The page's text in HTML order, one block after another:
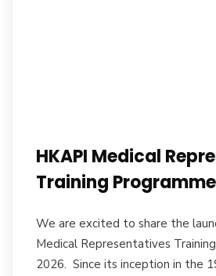
HKAPI Medical
Training
We are excited to share the
Medical Representatives
2026. Since its inception in the